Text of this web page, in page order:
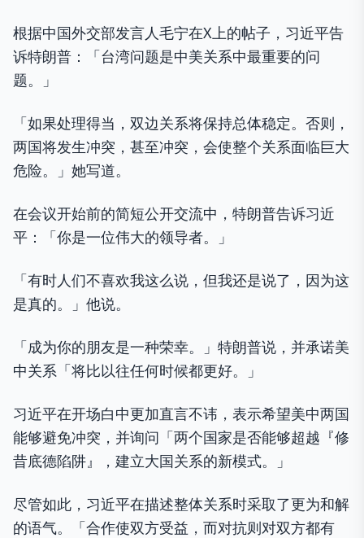
根据中国外交部发言人毛宁在X上的帖子，习近平告
诉特朗普：「台湾问题是中美关系中最重要的问
题。」
「如果处理得当，双边关系将保持总体稳定。否则，
两国将发生冲突，甚至冲突，会使整个关系面临巨大
危险。」她写道。
在会议开始前的简短公开交流中，特朗普告诉习近
平：「你是一位伟大的领导者。」
「有时人们不喜欢我这么说，但我还是说了，因为这
是真的。」他说。
「成为你的朋友是一种荣幸。」特朗普说，并承诺美
中关系「将比以往任何时候都更好。」
习近平在开场白中更加直言不讳，表示希望美中两国
能够避免冲突，并询问「两个国家是否能够超越『修
昔底德陷阱』，建立大国关系的新模式。」
尽管如此，习近平在描述整体关系时采取了更为和解
的语气。「合作使双方受益，而对抗则对双方都有